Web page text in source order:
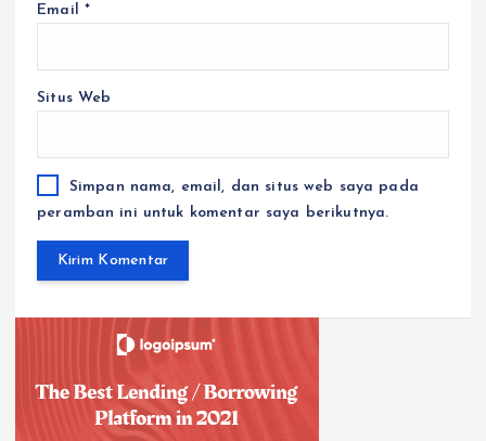
Email *
Situs Web
Simpan nama, email, dan situs web saya pada
peramban ini untuk komentar saya berikutnya.